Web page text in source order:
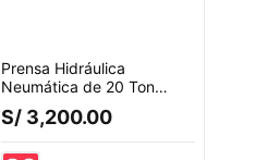
Prensa Hidráulica
Neumática de 20 Ton
Jadever JDHQ2A20
S/ 3,200.00